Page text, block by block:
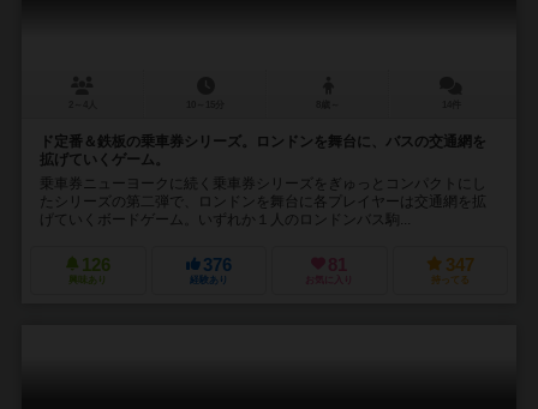
ド定番＆鉄板の乗車券シリーズ。ロンドンを舞台に、バスの交通網を
拡げていくゲーム。
乗車券ニューヨークに続く乗車券シリーズをぎゅっとコンパクトにし
たシリーズの第二弾で、ロンドンを舞台に各プレイヤーは交通網を拡
げていくボードゲーム。いずれか１人のロンドンバス駒...
126
興味あり
376
経験あり
81
お気に入り
347
持ってる